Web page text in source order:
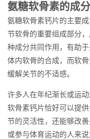
氨糖软骨素的成
氨糖软骨素钙片的主要
节软骨的重要组成部分
种成分共同作用，有助
体内软骨的合成，而软
缓解关节的不适感。
许多人在年纪渐长或运
软骨素钙片恰好可以提
节的灵活性，还能够改
或参与体育运动的人来说